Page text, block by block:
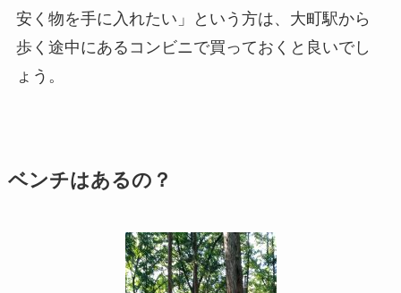
安く物を手に入れたい」という方は、大町駅から
歩く途中にあるコンビニで買っておくと良いでし
ょう。
ベンチはあるの？